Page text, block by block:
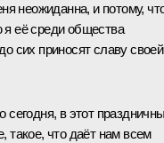
неожиданна, и потому,
её среди общества
сих приносят славу своей
сегодня, в этот
такое, что даёт нам всем